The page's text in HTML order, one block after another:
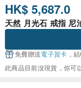
HK$ 5,687.0
天然 月光石 戒指 尼
免費贈送電子賀卡 ，
此商品目前沒現貨，你可